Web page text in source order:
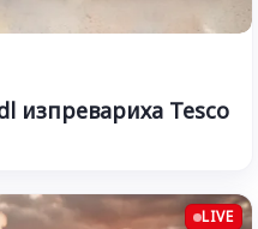
изпревариха Tesco
LIVE